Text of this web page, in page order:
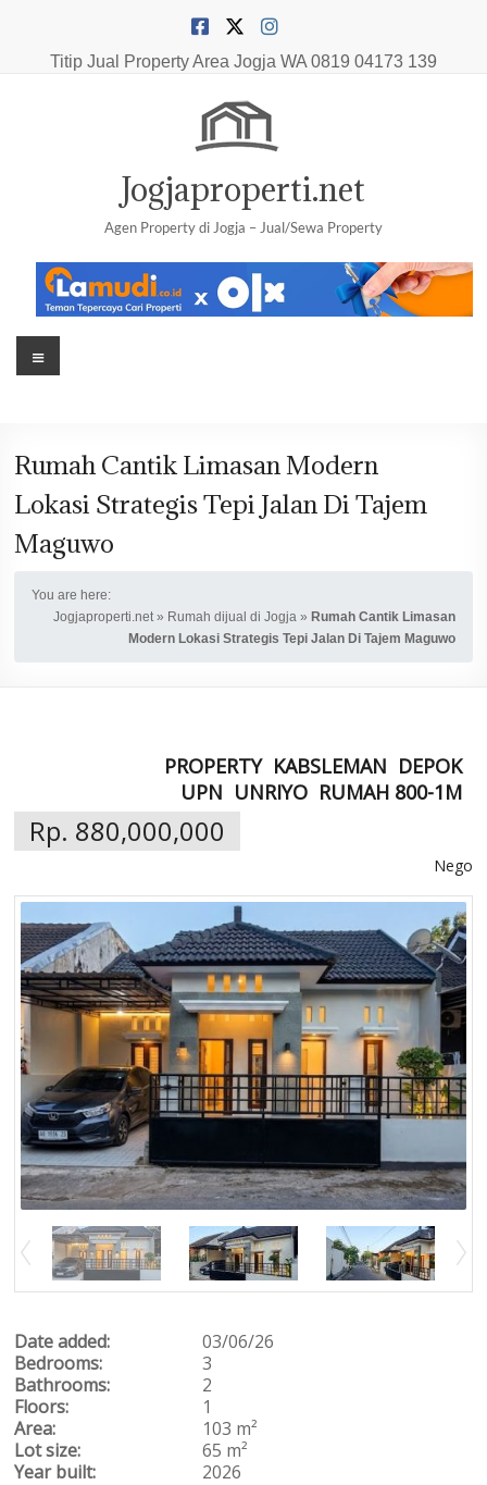
contentTitip Jual Property Area Jogja WA 0819 04173 139
Jogjaproperti.net
Agen Property di Jogja – Jual/Sewa Property
Menu
Rumah Cantik Limasan Modern
Lokasi Strategis Tepi Jalan Di Tajem
Maguwo
You are here:
Jogjaproperti.net» Rumah dijual di Jogja » Rumah Cantik Limasan
Modern Lokasi Strategis Tepi Jalan Di Tajem Maguwo
DEPOK
KABSLEMAN
PROPERTY
RUMAH 800-1M
UNRIYO
UPN
Rp. 880,000,000
Nego
Date added:
03/06/26
Bedrooms:
3
Bathrooms:
2
Floors:
1
Area:
103 m²
Lot size:
65 m²
Year built:
2026